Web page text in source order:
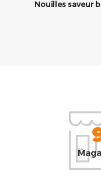
Nouilles saveur